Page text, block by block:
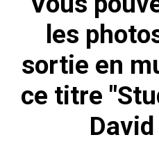
les
sortie en
ce titre